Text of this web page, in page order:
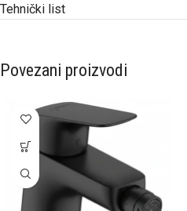
Tehnički list
Povezani proizvodi